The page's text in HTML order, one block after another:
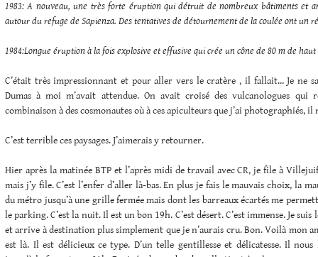
1983: A nouveau, une très forte éruption qui détruit de nombreux bâtiments et
autour du refuge de Sapienza. Des tentatives de détournement de la coulée ont un
1984:Longue éruption à la fois explosive et effusive qui crée un cône de 80 mde haut
C’était très impressionnant et pour aller vers le cratère , il fallait… Je ne
Dumas à moi m’avait attendue. On avait croisé des vulcanologues qui
combinaison à des cosmonautes où à ces apiculteurs que j’ai photographiés, il
C’est terrible ces paysages. J’aimerais y retourner.
Hier après la matinée BTP et l’après midi de travail avec CR, je file à
mais j’y file. C’est l’enfer d’aller là-bas. En plus je fais le mauvais choix, la
du métro jusqu’à une grille fermée mais dont les barreaux écartés me
le parking. C’est la nuit. Il est un bon 19h. C’est désert. C’est immense. Je
et arrive à destination plus simplement que je n’aurais cru. Bon. Voilà mon
est là. Il est délicieux ce type. D’un telle gentillesse et délicatesse. Il nous